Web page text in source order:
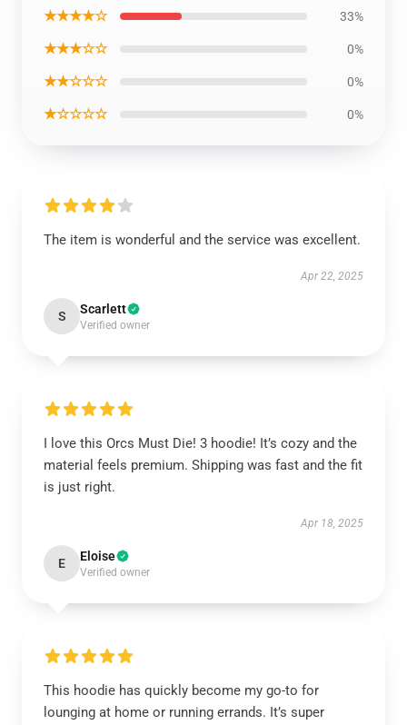
★★★★☆ 33%
★★★☆☆ 0%
★★☆☆☆ 0%
★☆☆☆☆ 0%
The item is wonderful and the service was excellent.
Apr 22, 2025
S Scarlett
Verified owner
I love this Orcs Must Die! 3 hoodie! It’s cozy and the
material feels premium. Shipping was fast and the fit
is just right.
Apr 18, 2025
E Eloise
Verified owner
This hoodie has quickly become my go-to for
lounging at home or running errands. It’s super